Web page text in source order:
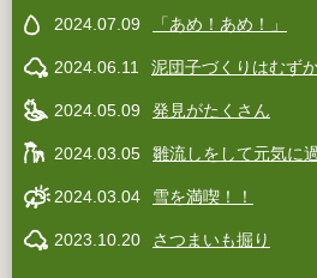
2024.07.09 「あめ！あめ！」
2024.06.11 泥団子づくりはむずか
2024.05.09 発見がたくさん
2024.03.05 雛流しをして元気に
2024.03.04 雪を満喫！！
2023.10.20 さつまいも掘り